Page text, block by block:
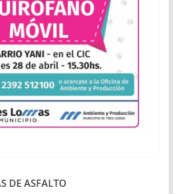
DE ASFALTO